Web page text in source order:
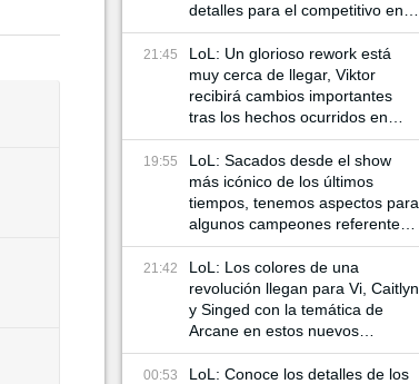
detalles para el competitivo en el
2025
21:45
LoL: Un glorioso rework está
muy cerca de llegar, Viktor
recibirá cambios importantes
tras los hechos ocurridos en
Arcane
19:55
LoL: Sacados desde el show
más icónico de los últimos
tiempos, tenemos aspectos para
algunos campeones referentes
a Arcane
21:42
LoL: Los colores de una
revolución llegan para Vi, Caitlyn
y Singed con la temática de
Arcane en estos nuevos
aspectos
00:53
LoL: Conoce los detalles de los